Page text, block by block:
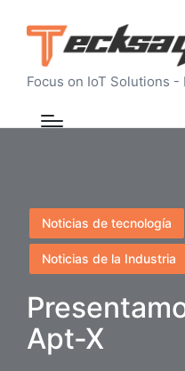
Focus on IoT Solutions
Publicado
en
Noticias de tecnología
Noticias de la Industria
Apt-X